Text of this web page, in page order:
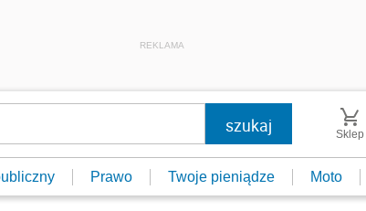
REKLAMA
Sklep
Prawo Twoje pieniądze Moto